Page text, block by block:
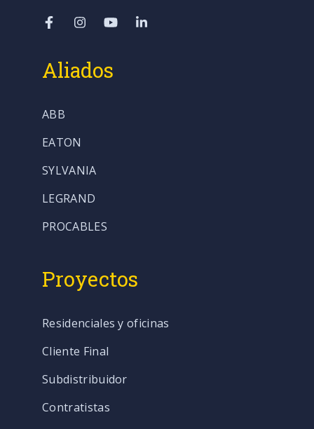
Aliados
ABB
EATON
SYLVANIA
LEGRAND
PROCABLES
Proyectos
Residenciales y oficinas
Cliente Final
Subdistribuidor
Contratistas